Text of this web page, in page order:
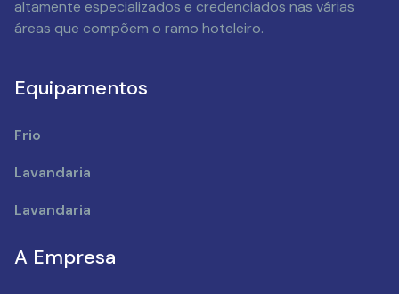
altamente especializados e credenciados nas várias
áreas que compõem o ramo hoteleiro.
Equipamentos
Frio
Lavandaria
Lavandaria
A Empresa